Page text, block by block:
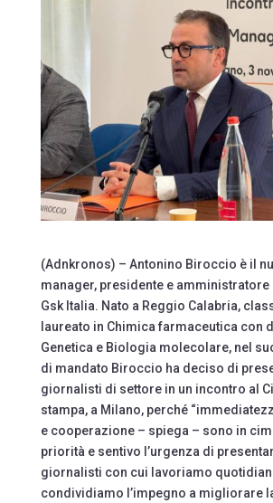
(Adnkronos) – Antonino Biroccio è il
manager, presidente e
Gsk Italia. Nato a Reggio Calabria,
laureato in Chimica farmaceutica con
Genetica e Biologia molecolare, nel
di mandato Biroccio ha deciso di
giornalisti di settore in un incontro al
stampa, a Milano, perché
e cooperazione – spiega – sono in
priorità e sentivo l’urgenza di
giornalisti con cui lavoriamo
condividiamo l’impegno a migliorare